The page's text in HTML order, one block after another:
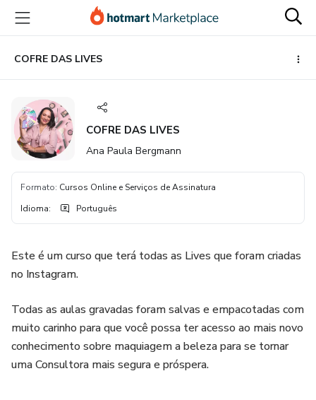
para
conteúdo
principal
para
pagamento
para
rodapé
COFRE DAS LIVES
COFRE DAS LIVES
Ana Paula Bergmann
Formato: Cursos Online e Serviços de Assinatura
Idioma: Português
Este é um curso que terá todas as Lives que foram criadas
no Instagram.
Todas as aulas gravadas foram salvas e empacotadas com
muito carinho para que você possa ter acesso ao mais novo
conhecimento sobre maquiagem a beleza para se tornar
uma Consultora mais segura e próspera.